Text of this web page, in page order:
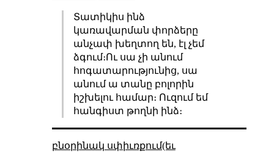
Տատիկիս ինձ
կառավարման փորձերը
անչափ խեղտող են, էլ չեմ
ձգում։Ու սա չի անում
հոգատարությունից, սա
անում ա տանը բոլորին
իշխելու համար։ Ուզում եմ
հանգիստ թողնի ինձ։
բնօրինակ սփիւռքում(եւ